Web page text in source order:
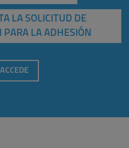
LA SOLICITUD DE
PARA LA ADHESIÓN
ACCEDE